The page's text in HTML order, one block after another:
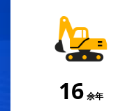
18 余年